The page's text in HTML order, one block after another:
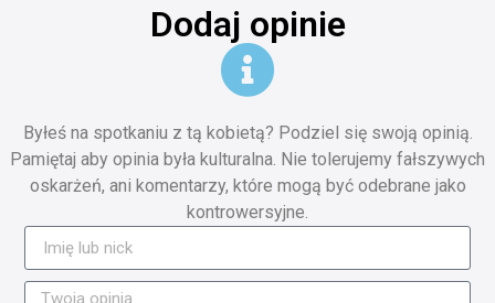
Dodaj opinie
Byłeś na spotkaniu z tą kobietą? Podziel się swoją opinią.
Pamiętaj aby opinia była kulturalna. Nie tolerujemy fałszywych
oskarżeń, ani komentarzy, które mogą być odebrane jako
kontrowersyjne.